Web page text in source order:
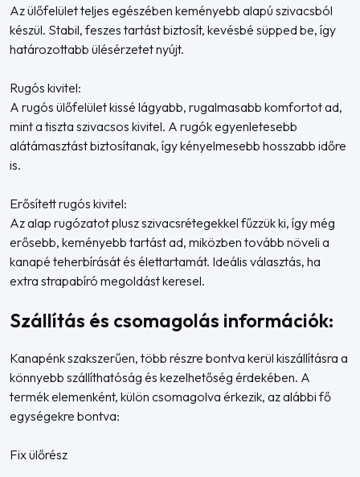
Az ülőfelület teljes egészében keményebb alapú szivacsból
készül. Stabil, feszes tartást biztosít, kevésbé süpped be, így
határozottabb ülésérzetet nyújt.
Rugós kivitel:
A rugós ülőfelület kissé lágyabb, rugalmasabb komfortot ad,
mint a tiszta szivacsos kivitel. A rugók egyenletesebb
alátámasztást biztosítanak, így kényelmesebb hosszabb időre
is.
Erősített rugós kivitel:
Az alap rugózatot plusz szivacsrétegekkel fűzzük ki, így még
erősebb, keményebb tartást ad, miközben tovább növeli a
kanapé teherbírását és élettartamát. Ideális választás, ha
extra strapabíró megoldást keresel.
Szállítás és csomagolás információk:
Kanapénk szakszerűen, több részre bontva kerül kiszállításra a
könnyebb szállíthatóság és kezelhetőség érdekében. A
termék elemenként, külön csomagolva érkezik, az alábbi fő
egységekre bontva:
Fix ülőrész